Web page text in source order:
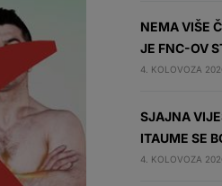
NEMA VIŠE
JE FNC-OV
4. KOLOVOZA
SJAJNA
ITAUME SE
4. KOLOVOZA